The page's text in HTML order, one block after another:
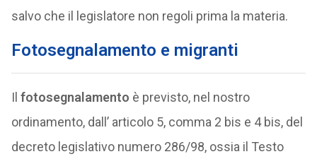
salvo che il legislatore non regoli prima la materia.
Fotosegnalamento e migranti
Il fotosegnalamento è previsto, nel nostro
ordinamento, dall’ articolo 5, comma 2 bis e 4 bis, del
decreto legislativo numero 286/98, ossia il Testo